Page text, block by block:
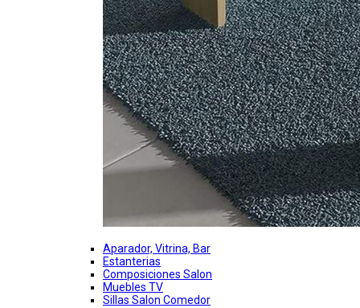
Aparador, Vitrina, Bar
Estanterias
Composiciones Salon
Muebles TV
Sillas Salon Comedor